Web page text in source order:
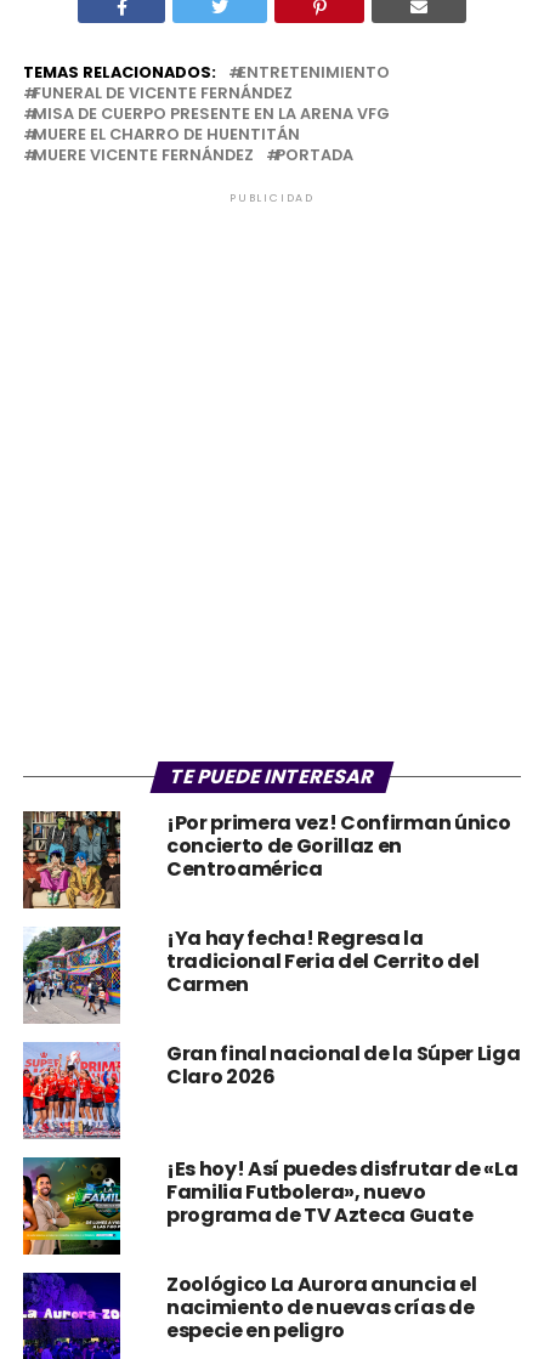
TEMAS RELACIONADOS:
ENTRETENIMIENTO
FUNERAL DE VICENTE FERNÁNDEZ
MISA DE CUERPO PRESENTE EN LA ARENA VFG
MUERE EL CHARRO DE HUENTITÁN
MUERE VICENTE FERNÁNDEZ
PORTADA
PUBLICIDAD
TE PUEDE INTERESAR
¡Por primera vez! Confirman único
concierto de Gorillaz en
Centroamérica
¡Ya hay fecha! Regresa la
tradicional Feria del Cerrito del
Carmen
Gran final nacional de la Súper Liga
Claro 2026
¡Es hoy! Así puedes disfrutar de «La
Familia Futbolera», nuevo
programa de TV Azteca Guate
Zoológico La Aurora anuncia el
nacimiento de nuevas crías de
especie en peligro